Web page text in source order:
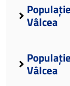
Vâlcea
Vâlcea